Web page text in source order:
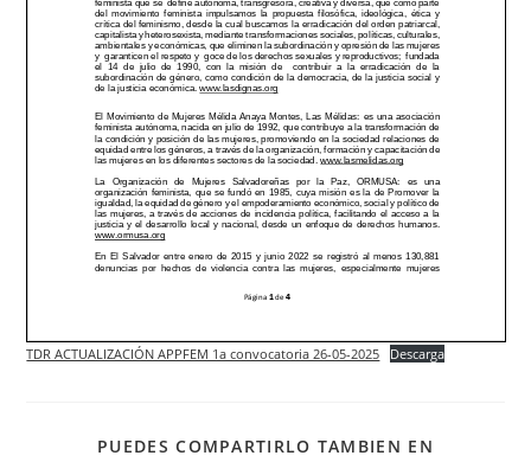
TDR ACTUALIZACIÓN APPFEM 1a convocatoria 26-05-2025 Descarga
PUEDES COMPARTIRLO TAMBIEN EN